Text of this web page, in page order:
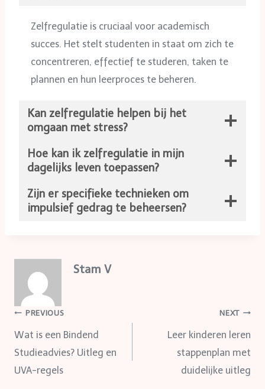
Zelfregulatie is cruciaal voor academisch
succes. Het stelt studenten in staat om zich te
concentreren, effectief te studeren, taken te
plannen en hun leerproces te beheren.
Kan zelfregulatie helpen bij het
omgaan met stress?
Hoe kan ik zelfregulatie in mijn
dagelijks leven toepassen?
Zijn er specifieke technieken om
impulsief gedrag te beheersen?
Stam V
Post
navigation
PREVIOUS
Wat is een Bindend
Studieadvies? Uitleg en
UVA-regels
NEXT
Leer kinderen leren
stappenplan met
duidelijke uitleg